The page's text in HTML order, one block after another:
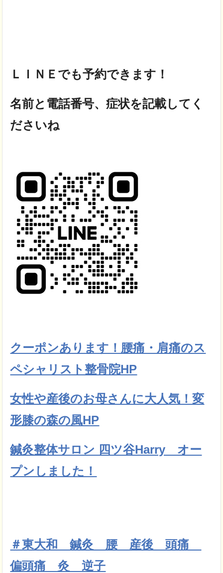
ＬＩＮＥでも予約できます！
名前と電話番号、症状を記載してく
ださいね
クーポンあります！腰痛・肩痛のス
ペシャリスト整骨院HP
女性や産後のお母さんに大人気！変
形膝の森の風HP
鍼灸整体サロン 四ツ谷Harry オー
プンしました！
＃東大和 鍼灸 腰 産後 頭痛
偏頭痛 灸 逆子